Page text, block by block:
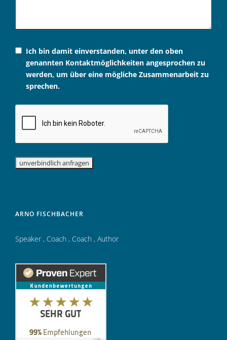
Ich bin damit einverstanden, unter den oben
genannten Kontaktmöglichkeiten angesprochen zu
werden, um über eine mögliche Zusammenarbeit zu
sprechen.
ARNO FISCHBACHER
Speaker , Coach , Coach , Author